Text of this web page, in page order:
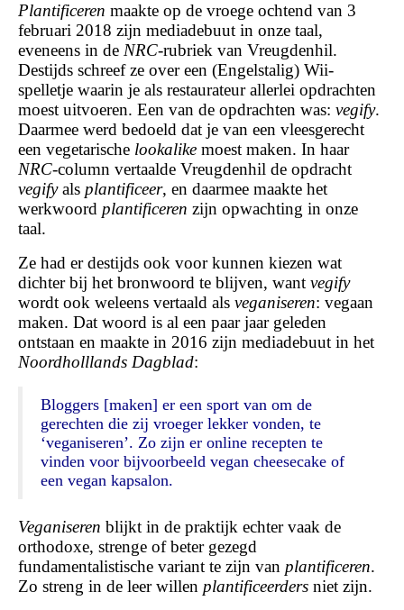
Plantificeren maakte op de vroege ochtend van 3
februari 2018 zijn mediadebuut in onze taal,
eveneens in de NRC-rubriek van Vreugdenhil.
Destijds schreef ze over een (Engelstalig) Wii-
spelletje waarin je als restaurateur allerlei opdrachten
moest uitvoeren. Een van de opdrachten was: vegify.
Daarmee werd bedoeld dat je van een vleesgerecht
een vegetarische lookalike moest maken. In haar
NRC-column vertaalde Vreugdenhil de opdracht
vegifyals plantificeer, en daarmee maakte het
werkwoord plantificeren zijn opwachting in onze
taal.
Ze had er destijds ook voor kunnen kiezen wat
dichter bij het bronwoord te blijven, want vegify
wordt ook weleens vertaald als veganiseren: vegaan
maken. Dat woord is al een paar jaar geleden
ontstaan en maakte in 2016 zijn mediadebuut in het
Noordholllands Dagblad:
Bloggers [maken] er een sport van om de
gerechten die zij vroeger lekker vonden, te
‘veganiseren’. Zo zijn er online recepten te
vinden voor bijvoorbeeld vegan cheesecake of
een vegan kapsalon.
Veganiseren blijkt in de praktijk echter vaak de
orthodoxe, strenge of beter gezegd
fundamentalistische variant te zijn van plantificeren.
Zo streng in de leer willen plantificeerders niet zijn.